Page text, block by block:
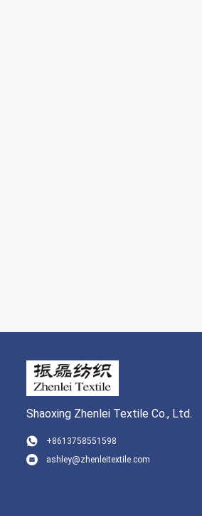
Shaoxing Zhenlei Textile Co., Ltd.
+8613758551598
ashley@zhenleitextile.com